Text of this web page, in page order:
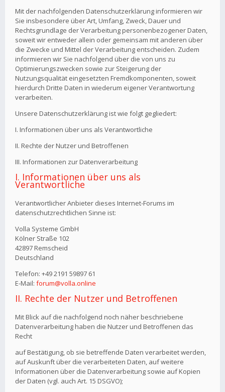
Mit der nachfolgenden Datenschutzerklärung informieren wir
Sie insbesondere über Art, Umfang, Zweck, Dauer und
Rechtsgrundlage der Verarbeitung personenbezogener Daten,
soweit wir entweder allein oder gemeinsam mit anderen über
die Zwecke und Mittel der Verarbeitung entscheiden. Zudem
informieren wir Sie nachfolgend über die von uns zu
Optimierungszwecken sowie zur Steigerung der
Nutzungsqualität eingesetzten Fremdkomponenten, soweit
hierdurch Dritte Daten in wiederum eigener Verantwortung
verarbeiten.
Unsere Datenschutzerklärung ist wie folgt gegliedert:
I. Informationen über uns als Verantwortliche
II. Rechte der Nutzer und Betroffenen
III. Informationen zur Datenverarbeitung
I. Informationen über uns als
Verantwortliche
Verantwortlicher Anbieter dieses Internet-Forums im
datenschutzrechtlichen Sinne ist:
Volla Systeme GmbH
Kölner Straße 102
42897 Remscheid
Deutschland
Telefon: +49 2191 59897 61
E-Mail: forum@volla.online
II. Rechte der Nutzer und Betroffenen
Mit Blick auf die nachfolgend noch näher beschriebene
Datenverarbeitung haben die Nutzer und Betroffenen das
Recht
auf Bestätigung, ob sie betreffende Daten verarbeitet werden,
auf Auskunft über die verarbeiteten Daten, auf weitere
Informationen über die Datenverarbeitung sowie auf Kopien
der Daten (vgl. auch Art. 15 DSGVO);